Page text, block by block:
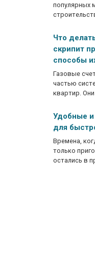
популярных
Что
скрипит
способы
Газовые
частью
квартир.
Удобные
для
Времена,
только
остались в